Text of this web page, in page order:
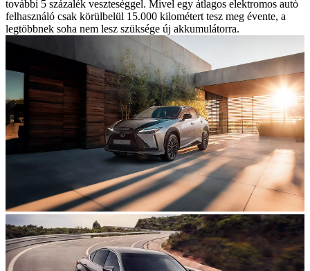
további 5 százalék veszteséggel. Mivel egy átlagos elektromos autó
felhasználó csak körülbelül 15.000 kilométert tesz meg évente, a
legtöbbnek soha nem lesz szüksége új akkumulátorra.